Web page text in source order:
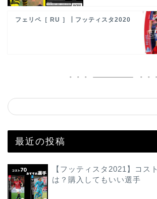
フェリペ［ RU ］┃フッティスタ2020
最近の投稿
【フッティスタ2021】コス
は？購入してもいい選手